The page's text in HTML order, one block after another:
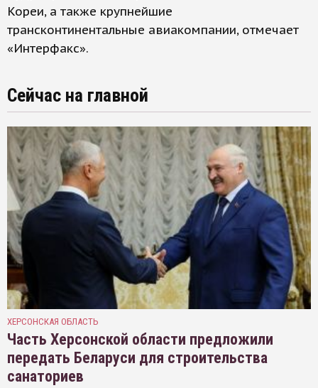
Кореи, а также крупнейшие
трансконтинентальные авиакомпании, отмечает
«Интерфакс».
Сейчас на главной
ХЕРСОНСКАЯ ОБЛАСТЬ
Часть Херсонской области предложили
передать Беларуси для строительства
санаториев